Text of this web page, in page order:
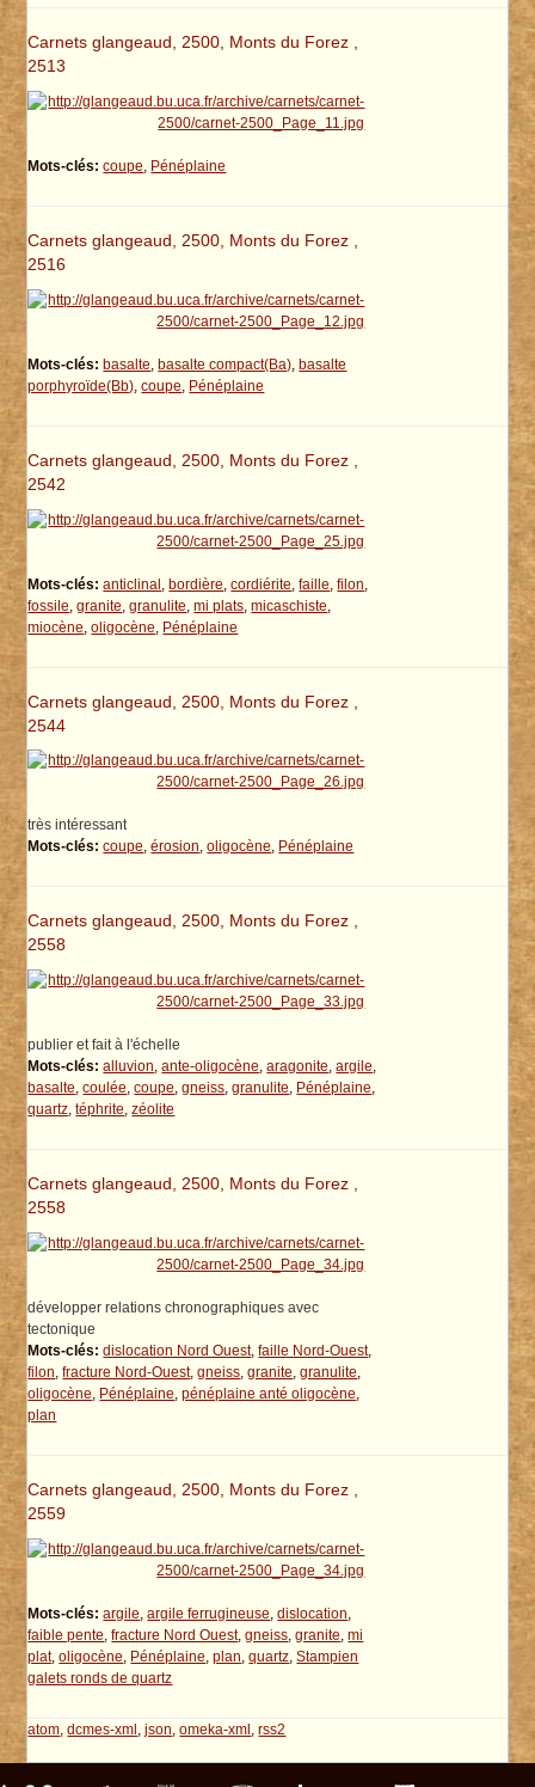
Carnets glangeaud, 2500, Monts du Forez ,
2513
Mots-clés: coupe, Pénéplaine
Carnets glangeaud, 2500, Monts du Forez ,
2516
Mots-clés: basalte,basalte compact(Ba),basalte
porphyroïde(Bb),coupe, Pénéplaine
Carnets glangeaud, 2500, Monts du Forez ,
2542
Mots-clés: anticlinal ,bordière ,cordiérite ,faille ,filon
fossile ,granite ,granulite ,mi plats ,micaschiste
miocène ,oligocène Pénéplaine
Carnets glangeaud, 2500, Monts du Forez ,
2544
très intéressant
Mots-clés: coupe,érosion,oligocène, Pénéplaine
Carnets glangeaud, 2500, Monts du Forez ,
2558
publier et fait à l'échelle
Mots-clés: alluvion,ante-oligocène,aragonite,argile,
basalte,coulée,coupe,gneiss,granulite, Pénéplaine,
quartz,téphrite,zéolite
Carnets glangeaud, 2500, Monts du Forez ,
2558
développer relations chronographiques avec
tectonique
Mots-clés: dislocation Nord Ouest,faille Nord-Ouest,
filon,fracture Nord-Ouest,gneiss,granite,granulite,
oligocène, Pénéplaine,pénéplaine anté oligocène,
plan
Carnets glangeaud, 2500, Monts du Forez ,
2559
Mots-clés: argile,argile ferrugineuse,dislocation,
faible pente,fracture Nord Ouest,gneiss,granite,mi
plat,oligocène, Pénéplaine,plan,quartz,Stampien
galets ronds de quartz
atom,dcmes-xml,json,omeka-xml,rss2